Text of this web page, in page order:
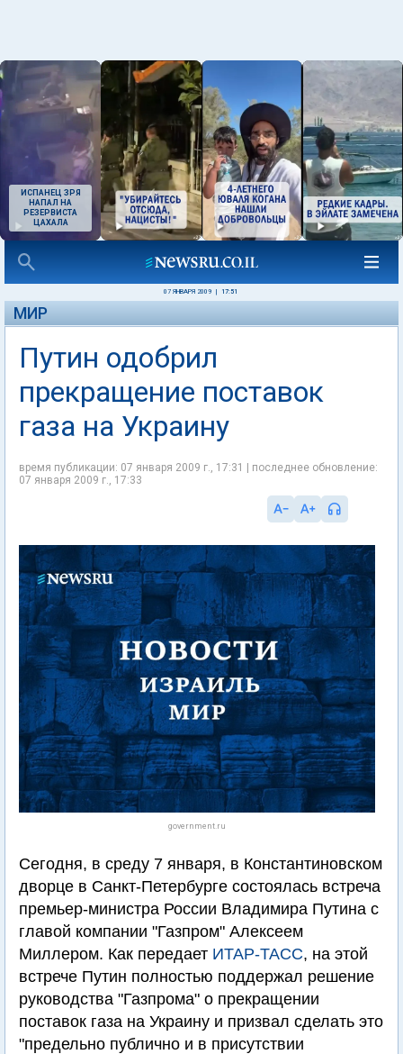
ИСПАНЕЦ ЗРЯ
НАПАЛ НА
РЕЗЕРВИСТА
ЦАХАЛА
07 ЯНВАРЯ 2009 17:51
МИР
Путин одобрил
прекращение поставок
газа на Украину
время публикации: 07 января 2009 г., 17:31 | последнее обновление:
07 января 2009 г., 17:33
government.ru
Сегодня, в среду 7 января, в Константиновском
дворце в Санкт-Петербурге состоялась встреча
премьер-министра России Владимира Путина с
главой компании "Газпром" Алексеем
Миллером. Как передает ИТАР-ТАСС, на этой
встрече Путин полностью поддержал решение
руководства "Газпрома" о прекращении
поставок газа на Украину и призвал сделать это
"предельно публично и в присутствии